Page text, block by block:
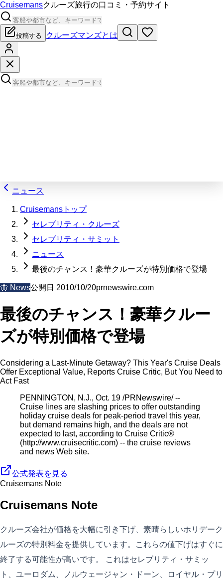
Cruisemansクルーズ旅行の口コミ・予約サイト
投稿する クルーズマンズとは
ニュース
Cruisemansトップ
セレブリティ・クルーズ
セレブリティ・サミット
ニュース
最後のチャンス！豪華クルーズが特別価格で登場
🦋 News公開日 2010/10/20prnewswire.com
最後のチャンス！豪華クルー
ズが特別価格で登場
Considering a Last-Minute Getaway? This Year's Cruise Deals
Offer Exceptional Value, Reports Cruise Critic, But You Need to
Act Fast
PENNINGTON, N.J., Oct. 19 /PRNewswire/ --
Cruise lines are slashing prices to offer outstanding
holiday cruise deals for peak-period travel this year,
but demand remains high, and the deals are not
expected to last, according to Cruise Critic®
(http://www.cruisecritic.com) -- the cruise reviews
and news Web site.
公式発表を見る
Cruisemans Note
Cruisemans Note
クルーズ会社が価格を大幅に引き下げ、素晴らしいホリデーク
ルーズの特別料金を提供しています。これらの値下げはすぐに
終了する可能性が高いです。 これはセレブリティ・サミッ
ト、ユーロダム、ノルウェージャン・ドーン、ロイヤル・プリ